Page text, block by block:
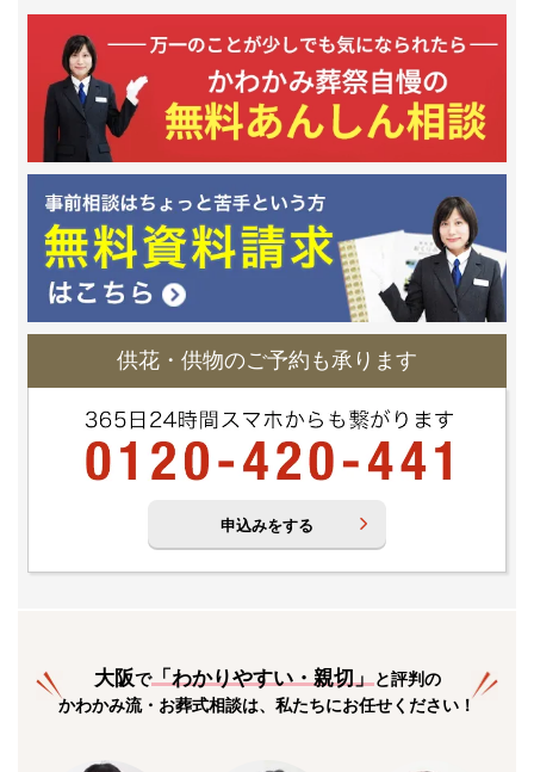
供花・供物のご予約も承ります
申込みをする
大阪で「わかりやすい・親切」と評判の
かわかみ流・お葬式相談は、私たちにお任せください！